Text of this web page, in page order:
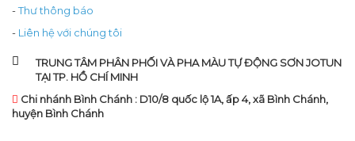
-Thư thông báo
- Liên hệ với chúng tôi
TRUNG TÂM PHÂN PHỐI VÀ PHA MÀU TỰ ĐỘNG SƠN JOTUN
TẠI TP. HỒ CHÍ MINH
Chi nhánh Bình Chánh : D10/8 quốc lộ 1A, ấp 4, xã Bình Chánh,
huyện Bình Chánh